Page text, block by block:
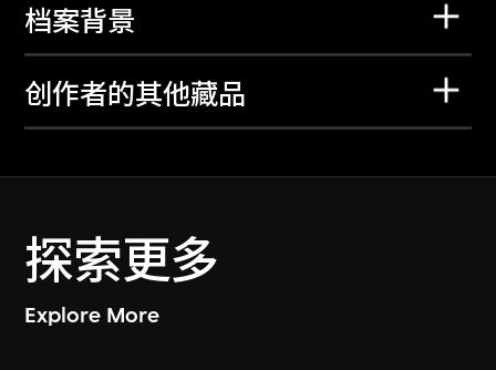
档案背景
创作者的其他藏品
探索更多
Explore More